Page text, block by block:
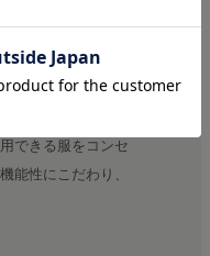
質でありながらリ
できる服をコンセ
能性にこだわり、